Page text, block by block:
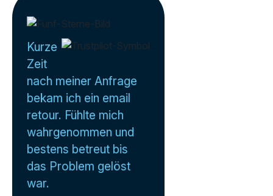
Kurze
Zeit
nach meiner Anfrage
bekam ich ein email
retour. Fühlte mich
wahrgenommen und
bestens betreut bis
das Problem gelöst
war.